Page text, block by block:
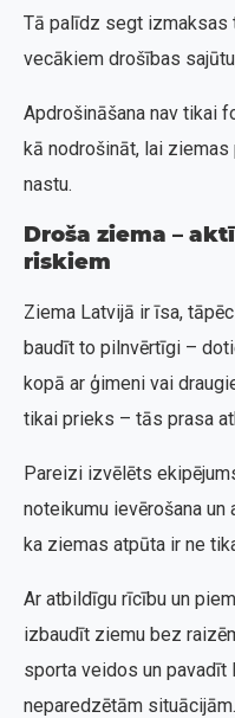
Tā palīdz segt izmaksas
vecākiem drošības
Apdrošināšana nav tikai
kā nodrošināt, lai
nastu.
Droša ziema –
riskiem
Ziema Latvijā ir īsa,
baudīt to pilnvērtīgi –
kopā ar ģimeni vai
tikai prieks – tās prasa
Pareizi izvēlēts
noteikumu ievērošana
ka ziemas atpūta ir ne
Ar atbildīgu rīcību un
izbaudīt ziemu bez
sporta veidos un pavadīt
neparedzētām situācijām.